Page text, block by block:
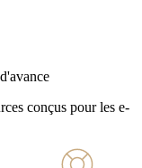
conçus pour les e-